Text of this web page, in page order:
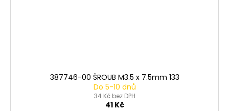
387746-00 ŠROUB M3.5 x 7.5mm 133
Do 5-10 dnů
34 Kč bez DPH
41 Kč